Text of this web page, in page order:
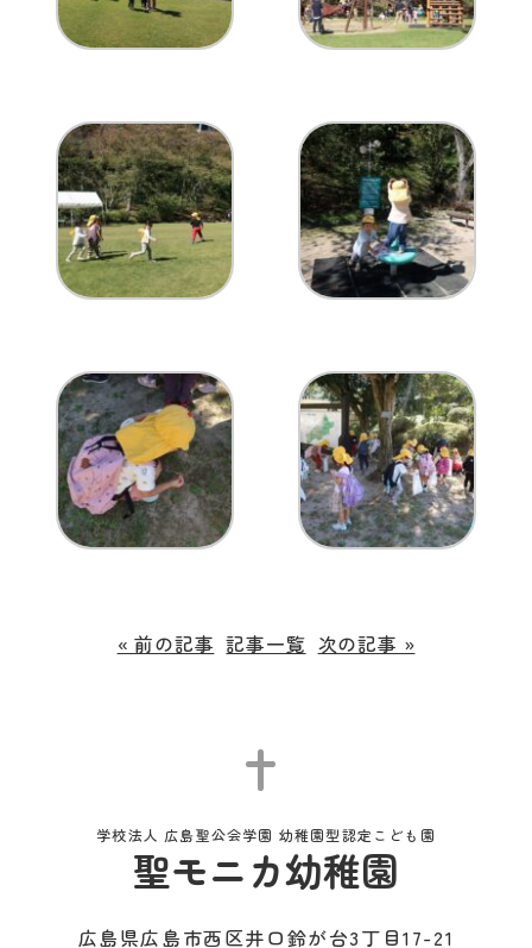
« 前の記事 記事一覧 次の記事 »
学校法人 広島聖公会学園 幼稚園型認定こども園
聖モニカ幼稚園
広島県広島市西区井口鈴が台3丁目17-21